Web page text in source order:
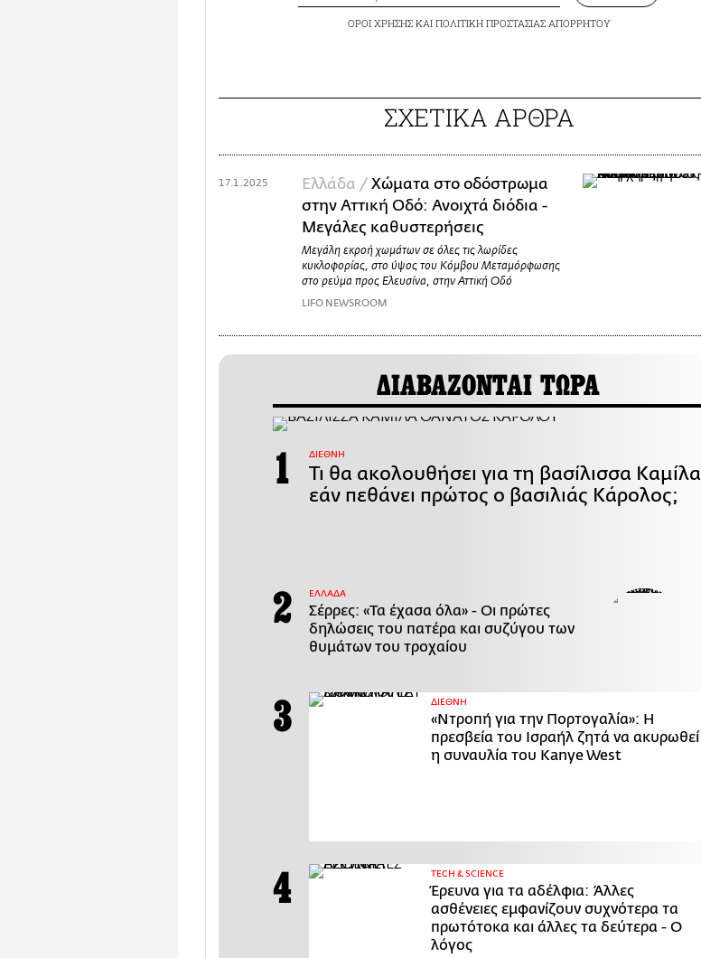
ΟΡΟΙ ΧΡΗΣΗΣΚΑΙ ΠΟΛΙΤΙΚΗ ΠΡΟΣΤΑΣΙΑΣ ΑΠΟΡΡΗΤΟΥ
ΣΧΕΤΙΚΑ ΑΡΘΡΑ
Ελλάδα /Χώματα στο οδόστρωμα
στην Αττική Οδό: Ανοιχτά διόδια -
Μεγάλες καθυστερήσεις
Μεγάλη εκροή χωμάτων σε όλες τις λωρίδες
κυκλοφορίας, στο ύψος του Κόμβου Μεταμόρφωσης
στο ρεύμα προς Ελευσίνα, στην Αττική Οδό
LIFO NEWSROOM
17.1.2025
ΔΙΑΒΑΖΟΝΤΑΙ ΤΩΡΑ
ΔΙΕΘΝΗ
Τι θα ακολουθήσει για τη βασίλισσα Καμίλα
εάν πεθάνει πρώτος ο βασιλιάς Κάρολος;
ΕΛΛΑΔΑ
Σέρρες: «Τα έχασα όλα» - Οι πρώτες
δηλώσεις του πατέρα και συζύγου των
θυμάτων του τροχαίου
ΔΙΕΘΝΗ
«Ντροπή για την Πορτογαλία»: Η
πρεσβεία του Ισραήλ ζητά να ακυρωθεί
η συναυλία του Kanye West
ΤECH & SCIENCE
Έρευνα για τα αδέλφια: Άλλες
ασθένειες εμφανίζουν συχνότερα τα
πρωτότοκα και άλλες τα δεύτερα - Ο
λόγος